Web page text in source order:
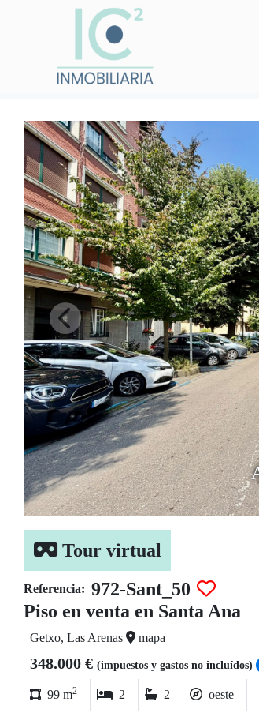
Tour virtual
Referencia: 972-Sant_50
Piso en venta en Santa Ana
Getxo, Las Arenas mapa
348.000 € (impuestos y gastos no incluídos)
99 m2 2 2 oeste